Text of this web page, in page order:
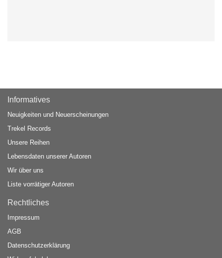
Informatives
Neuigkeiten und Neuerscheinungen
Trekel Records
Unsere Reihen
Lebensdaten unserer Autoren
Wir über uns
Liste vorrätiger Autoren
Rechtliches
Impressum
AGB
Datenschutzerklärung